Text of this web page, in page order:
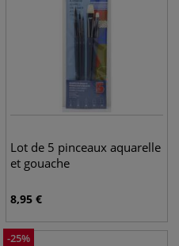
Lot de 5 pinceaux aquarelle
et gouache
8,95 €
-25%